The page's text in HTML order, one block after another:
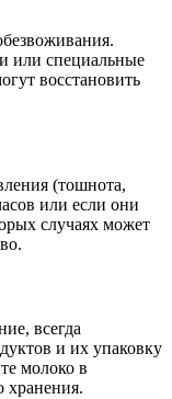
или специальные
восстановить
(тошнота,
или если они
случаях может
всегда
и их упаковку
молоко в
хранения.